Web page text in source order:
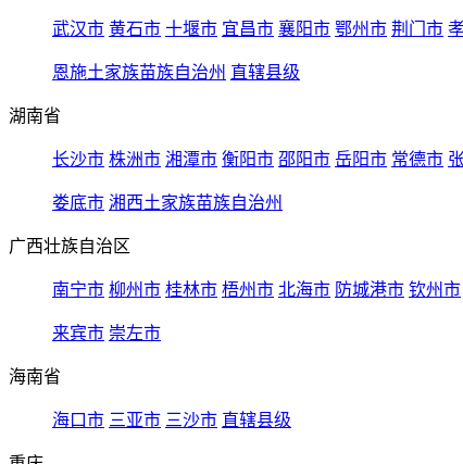
武汉市 黄石市 十堰市 宜昌市 襄阳市 鄂州市 荆门市
恩施土家族苗族自治州 直辖县级
湖南省
长沙市 株洲市 湘潭市 衡阳市 邵阳市 岳阳市 常德市
娄底市 湘西土家族苗族自治州
广西壮族自治区
南宁市 柳州市 桂林市 梧州市 北海市 防城港市 钦州市
来宾市 崇左市
海南省
海口市 三亚市 三沙市 直辖县级